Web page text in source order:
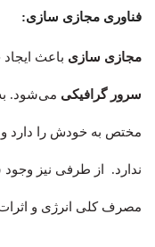
فناوری مجازی سازی:
مجازی سازی باعث
سرور گرافیکی می‌شود.
مختص به خودش را دارد و
ندارد. از طرفی نیز
مصرف کلی انرژی و